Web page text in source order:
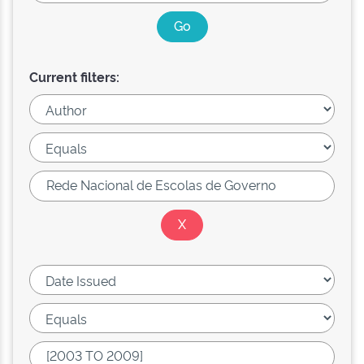
Current filters: